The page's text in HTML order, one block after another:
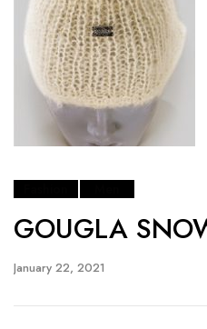
GOUGLA
January 22, 2021